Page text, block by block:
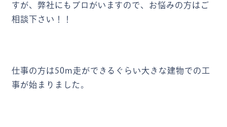
すが、弊社にもプロがいますので、お悩みの方はご
相談下さい！！
仕事の方は50m走ができるぐらい大きな建物での工
事が始まりました。